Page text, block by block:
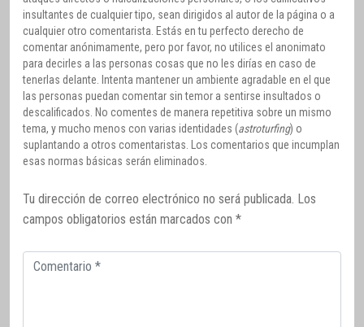
insultantes de cualquier tipo, sean dirigidos al autor de la página o a
cualquier otro comentarista. Estás en tu perfecto derecho de
comentar anónimamente, pero por favor, no utilices el anonimato
para decirles a las personas cosas que no les dirías en caso de
tenerlas delante. Intenta mantener un ambiente agradable en el que
las personas puedan comentar sin temor a sentirse insultados o
descalificados. No comentes de manera repetitiva sobre un mismo
tema, y mucho menos con varias identidades (astroturfing) o
suplantando a otros comentaristas. Los comentarios que incumplan
esas normas básicas serán eliminados.
Tu dirección de correo electrónico no será publicada. Los
campos obligatorios están marcados con *
Comentario